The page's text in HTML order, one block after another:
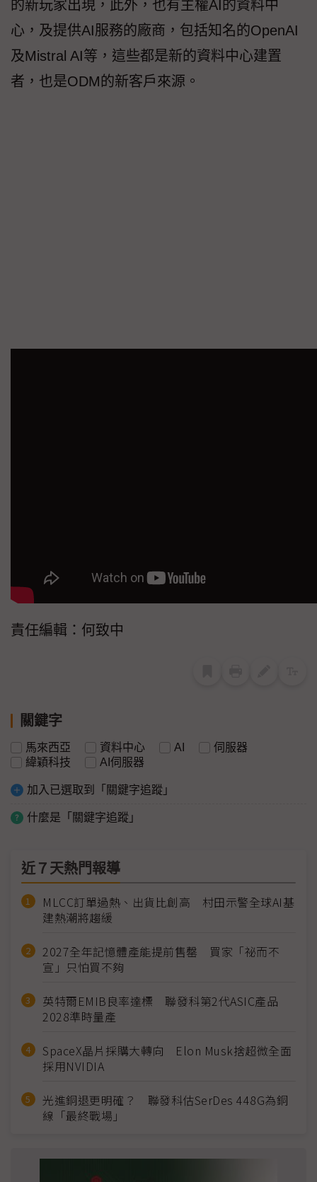
的新玩家出現，此外，也有主權AI的資料中
心，及提供AI服務的廠商，包括知名的OpenAI
及Mistral AI等，這些都是新的資料中心建置
者，也是ODM的新客戶來源。
責任編輯：何致中
關鍵字
馬來西亞 資料中心 AI
伺服器
緯穎科技
AI伺服器
加入已選取到「關鍵字追蹤」
什麼是「關鍵字追蹤」
近７天熱門報導
MLCC訂單過熱、出貨比創高 村田示警全球AI基
建熱潮將趨緩
2027全年記憶體產能提前售罄 買家「祕而不
宣」只怕買不夠
英特爾EMIB良率達標 聯發科第2代ASIC產品
2028準時量產
SpaceX晶片採購大轉向 Elon Musk捨超微全面
採用NVIDIA
光進銅退更明確？ 聯發科估SerDes 448G為銅
線「最終戰場」